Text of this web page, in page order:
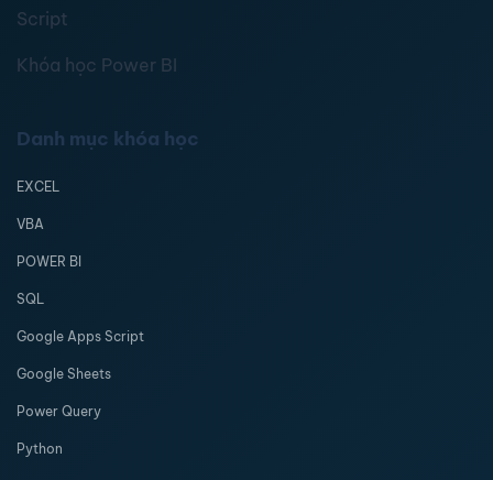
Script
Khóa học Power BI
Danh mục khóa học
EXCEL
VBA
POWER BI
SQL
Google Apps Script
Google Sheets
Power Query
Python